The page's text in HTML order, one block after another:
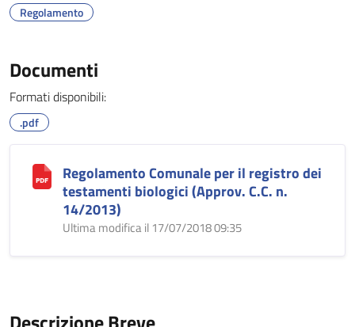
Regolamento
Documenti
Formati disponibili:
.pdf
Regolamento Comunale per il registro dei
testamenti biologici (Approv. C.C. n.
14/2013)
Ultima modifica il 17/07/2018 09:35